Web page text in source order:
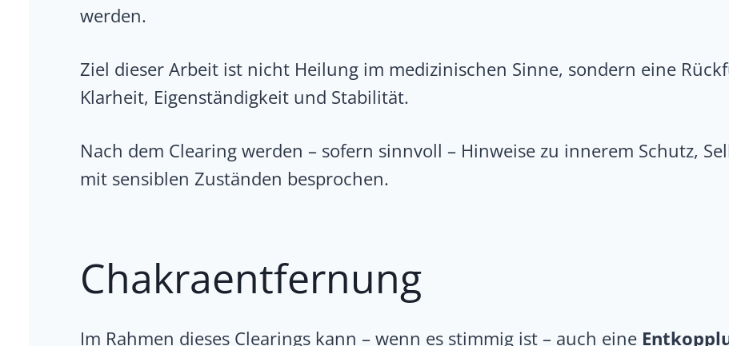
werden.
Ziel dieser Arbeit ist nicht Heilung im medizinischen Sinne, sondern eine
Klarheit, Eigenständigkeit und Stabilität.
Nach dem Clearing werden – sofern sinnvoll – Hinweise zu innerem Schutz,
mit sensiblen Zuständen besprochen.
Chakraentfernung
Im Rahmen dieses Clearings kann – wenn es stimmig ist – auch eine